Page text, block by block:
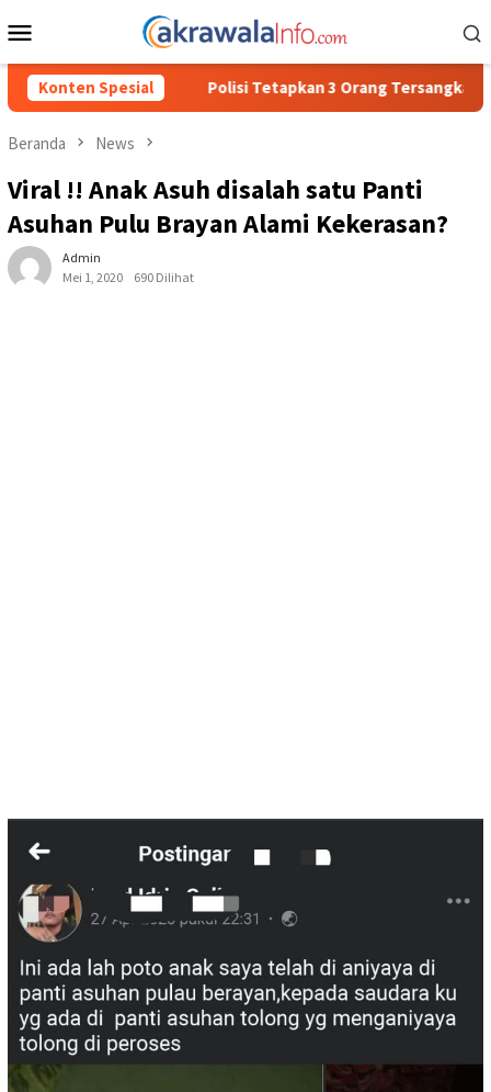
ke
Mobile
Konten Spesial
3 Orang Tersangka Baru Kasus Penyalahgunaan BBM
Beranda News
Viral !! Anak Asuh disalah satu Panti
Asuhan Pulu Brayan Alami Kekerasan?
Admin
Mei 1, 2020
690 Dilihat